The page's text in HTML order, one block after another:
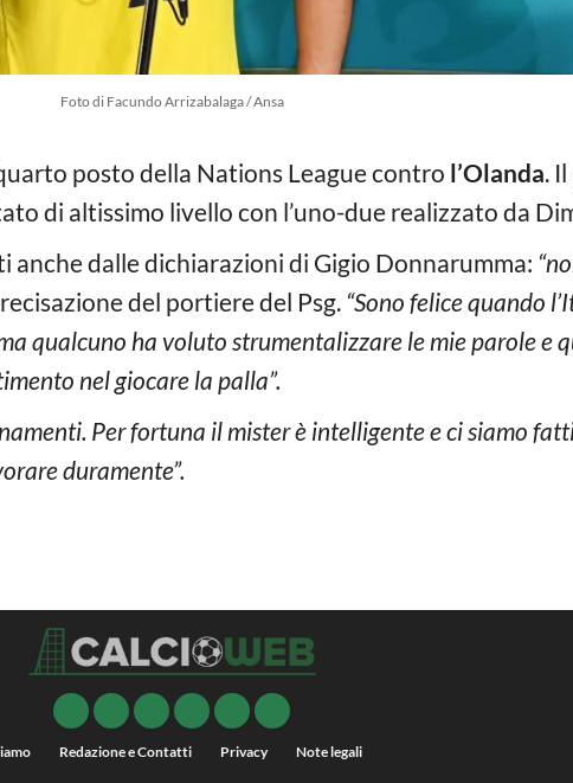
Foto di Facundo Arrizabalaga / Ansa
posto della Nations League contro l’Olanda.
di altissimo livello con l’uno-due realizzato da
dalle dichiarazioni di Gigio Donnarumma:
del portiere del Psg. “Sono felice quando
qualcuno ha voluto strumentalizzare le mie parole e
nel giocare la palla”.
Per fortuna il mister è intelligente e ci siamo
duramente”.
Redazione e Contatti Privacy Note legali